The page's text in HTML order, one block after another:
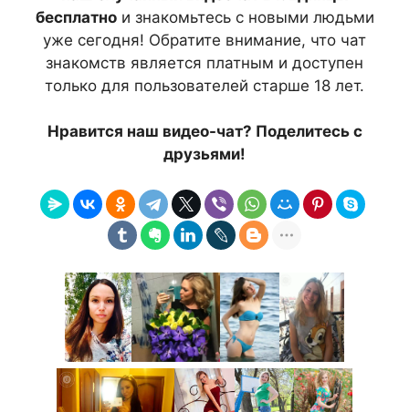
бесплатнои знакомьтесь с новыми людьми
уже сегодня! Обратите внимание, что чат
знакомств является платным и доступен
только для пользователей старше 18 лет.
Нравится наш видео-чат? Поделитесь с
друзьями!